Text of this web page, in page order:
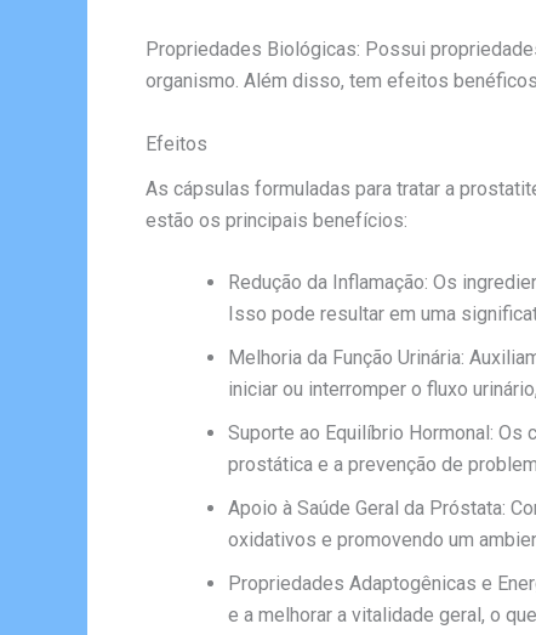
Propriedades Biológicas: Possui
organismo. Além disso, tem efeitos
Efeitos
As cápsulas formuladas para tratar a
estão os principais benefícios:
Redução da Inflamação: Os
Isso pode resultar em uma
Melhoria da Função Urinária:
iniciar ou interromper o fluxo
Suporte ao Equilíbrio Hormonal: Os
prostática e a prevenção de
Apoio à Saúde Geral da Próstata:
oxidativos e promovendo um
Propriedades Adaptogênicas e
e a melhorar a vitalidade geral, o